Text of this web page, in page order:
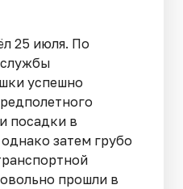
25 июля. По
успешно
посадки в
затем грубо
прошли в